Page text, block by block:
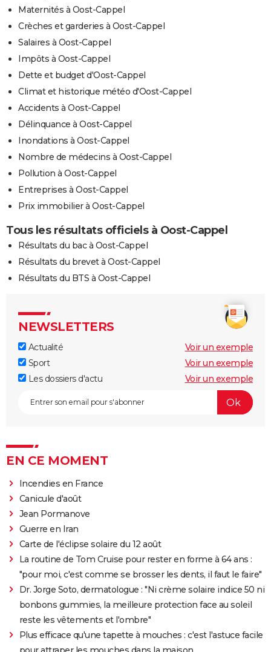
Maternités à Oost-Cappel
Crèches et garderies à Oost-Cappel
Salaires à Oost-Cappel
Impôts à Oost-Cappel
Dette et budget d'Oost-Cappel
Climat et historique météo d'Oost-Cappel
Accidents à Oost-Cappel
Délinquance à Oost-Cappel
Inondations à Oost-Cappel
Nombre de médecins à Oost-Cappel
Pollution à Oost-Cappel
Entreprises à Oost-Cappel
Prix immobilier à Oost-Cappel
Tous les résultats officiels à Oost-Cappel
Résultats du bac à Oost-Cappel
Résultats du brevet à Oost-Cappel
Résultats du BTS à Oost-Cappel
NEWSLETTERS
Actualité
Voir un exemple
Sport
Voir un exemple
Les dossiers d'actu
Voir un exemple
EN CE MOMENT
Incendies en France
Canicule d'août
Jean Pormanove
Guerre en Iran
Carte de l'éclipse solaire du 12 août
La routine de Tom Cruise pour rester en forme à 64 ans :
"pour moi, c'est comme se brosser les dents, il faut le faire"
Dr. Jorge Soto, dermatologue : "Ni crème solaire indice 50 ni
bonbons gummies, la meilleure protection face au soleil
reste les vêtements et l'ombre"
Plus efficace qu'une tapette à mouches : c'est l'astuce facile